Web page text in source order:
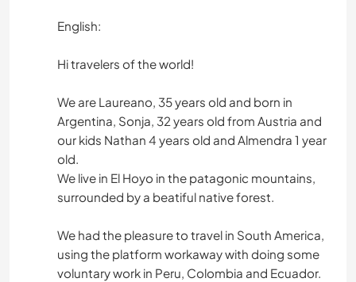
English:
Hi travelers of the world!
We are Laureano, 35 years old and born in
Argentina, Sonja, 32 years old from Austria and
our kids Nathan 4 years old and Almendra 1 year
old.
We live in El Hoyo in the patagonic mountains,
surrounded by a beatiful native forest.
We had the pleasure to travel in South America,
using the platform workaway with doing some
voluntary work in Peru, Colombia and Ecuador.